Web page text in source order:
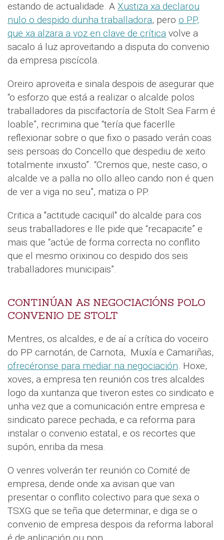
estando de actualidade. A Xustiza xa declarou
nulo o despido dunha traballadora, pero o PP,
que xa alzara a voz en clave de crítica volve a
sacalo á luz aproveitando a disputa do convenio
da empresa piscícola.
Oreiro aproveita e sinala despois de asegurar que
“o esforzo que está a realizar o alcalde polos
traballadores da piscifactoría de Stolt Sea Farm é
loable”, recrimina que “tería que facerlle
reflexionar sobre o que fixo o pasado verán coas
seis persoas do Concello que despediu de xeito
totalmente inxusto”. “Cremos que, neste caso, o
alcalde ve a palla no ollo alleo cando non é quen
de ver a viga no seu”, matiza o PP.
Critica a "actitude caciquil" do alcalde para cos
seus traballadores e lle pide que “recapacite” e
mais que “actúe de forma correcta no conflito
que el mesmo orixinou co despido dos seis
traballadores municipais”.
CONTINÚAN AS NEGOCIACIÓNS POLO
CONVENIO DE STOLT
Mentres, os alcaldes, e de aí a crítica do voceiro
do PP carnotán, de Carnota,. Muxía e Camariñas,
ofrecéronse para mediar na negociación. Hoxe,
xoves, a empresa ten reunión cos tres alcaldes
logo da xuntanza que tiveron estes co sindicato e
unha vez que a comunicación entre empresa e
sindicato parece pechada, e ca reforma para
instalar o convenio estatal, e os recortes que
supón, enriba da mesa.
O venres volverán ter reunión co Comité de
empresa, dende onde xa avisan que van
presentar o conflito colectivo para que sexa o
TSXG que se teña que determinar, e diga se o
convenio de empresa despois da reforma laboral